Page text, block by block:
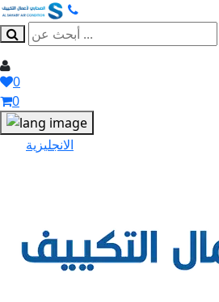
0
0
الانجليزية